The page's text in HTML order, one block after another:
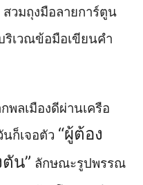
วมถุงมือลายการ์ตูน
ริเวณข้อมือเขียนคำ
พลเมืองดีผ่านเครือ
ก็เจอตัว “ผู้ต้อง
น” ลักษณะรูปพรรณ